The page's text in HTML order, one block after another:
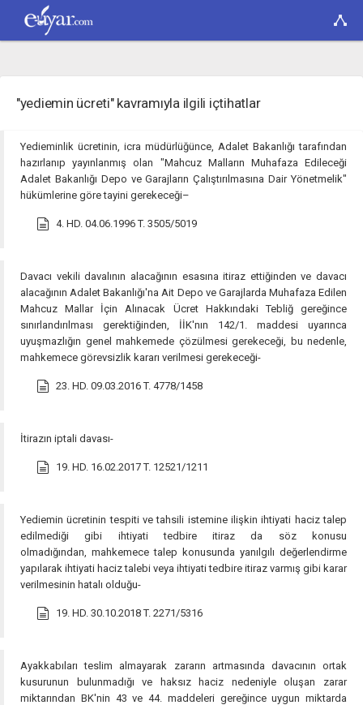
"yediemin ücreti" kavramıyla ilgili içtihatlar
Yedieminlik ücretinin, icra müdürlüğünce, Adalet Bakanlığı tarafından
hazırlanıp yayınlanmış olan "Mahcuz Malların Muhafaza Edileceği
Adalet Bakanlığı Depo ve Garajların Çalıştırılmasına Dair Yönetmelik"
hükümlerine göre tayini gerekeceği–
4. HD. 04.06.1996 T. 3505/5019
Davacı vekili davalının alacağının esasına itiraz ettiğinden ve davacı
alacağının Adalet Bakanlığı'na Ait Depo ve Garajlarda Muhafaza Edilen
Mahcuz Mallar İçin Alınacak Ücret Hakkındaki Tebliğ gereğince
sınırlandırılması gerektiğinden, İİK'nın 142/1. maddesi uyarınca
uyuşmazlığın genel mahkemede çözülmesi gerekeceği, bu nedenle,
mahkemece görevsizlik kararı verilmesi gerekeceği-
23. HD. 09.03.2016 T. 4778/1458
İtirazın iptali davası-
19. HD. 16.02.2017 T. 12521/1211
Yediemin ücretinin tespiti ve tahsili istemine ilişkin ihtiyati haciz talep
edilmediği gibi ihtiyati tedbire itiraz da söz konusu
olmadığından, mahkemece talep konusunda yanılgılı değerlendirme
yapılarak ihtiyati haciz talebi veya ihtiyati tedbire itiraz varmış gibi karar
verilmesinin hatalı olduğu-
19. HD. 30.10.2018 T. 2271/5316
Ayakkabıları teslim almayarak zararın artmasında davacının ortak
kusurunun bulunmadığı ve haksız haciz nedeniyle oluşan zarar
miktarından BK'nin 43 ve 44. maddeleri gereğince uygun miktarda